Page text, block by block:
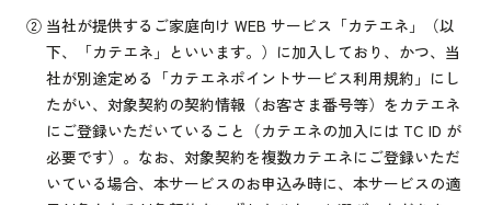
② 当社が提供するご家庭向け WEB サービス「カテエネ」（以
下、「カテエネ」といいます。）に加入しており、かつ、当
社が別途定める「カテエネポイントサービス利用規約」にし
たがい、対象契約の契約情報（お客さま番号等）をカテエネ
にご登録いただいていること（カテエネの加入には TC ID が
必要です）。なお、対象契約を複数カテエネにご登録いただ
いている場合、本サービスのお申込み時に、本サービスの適